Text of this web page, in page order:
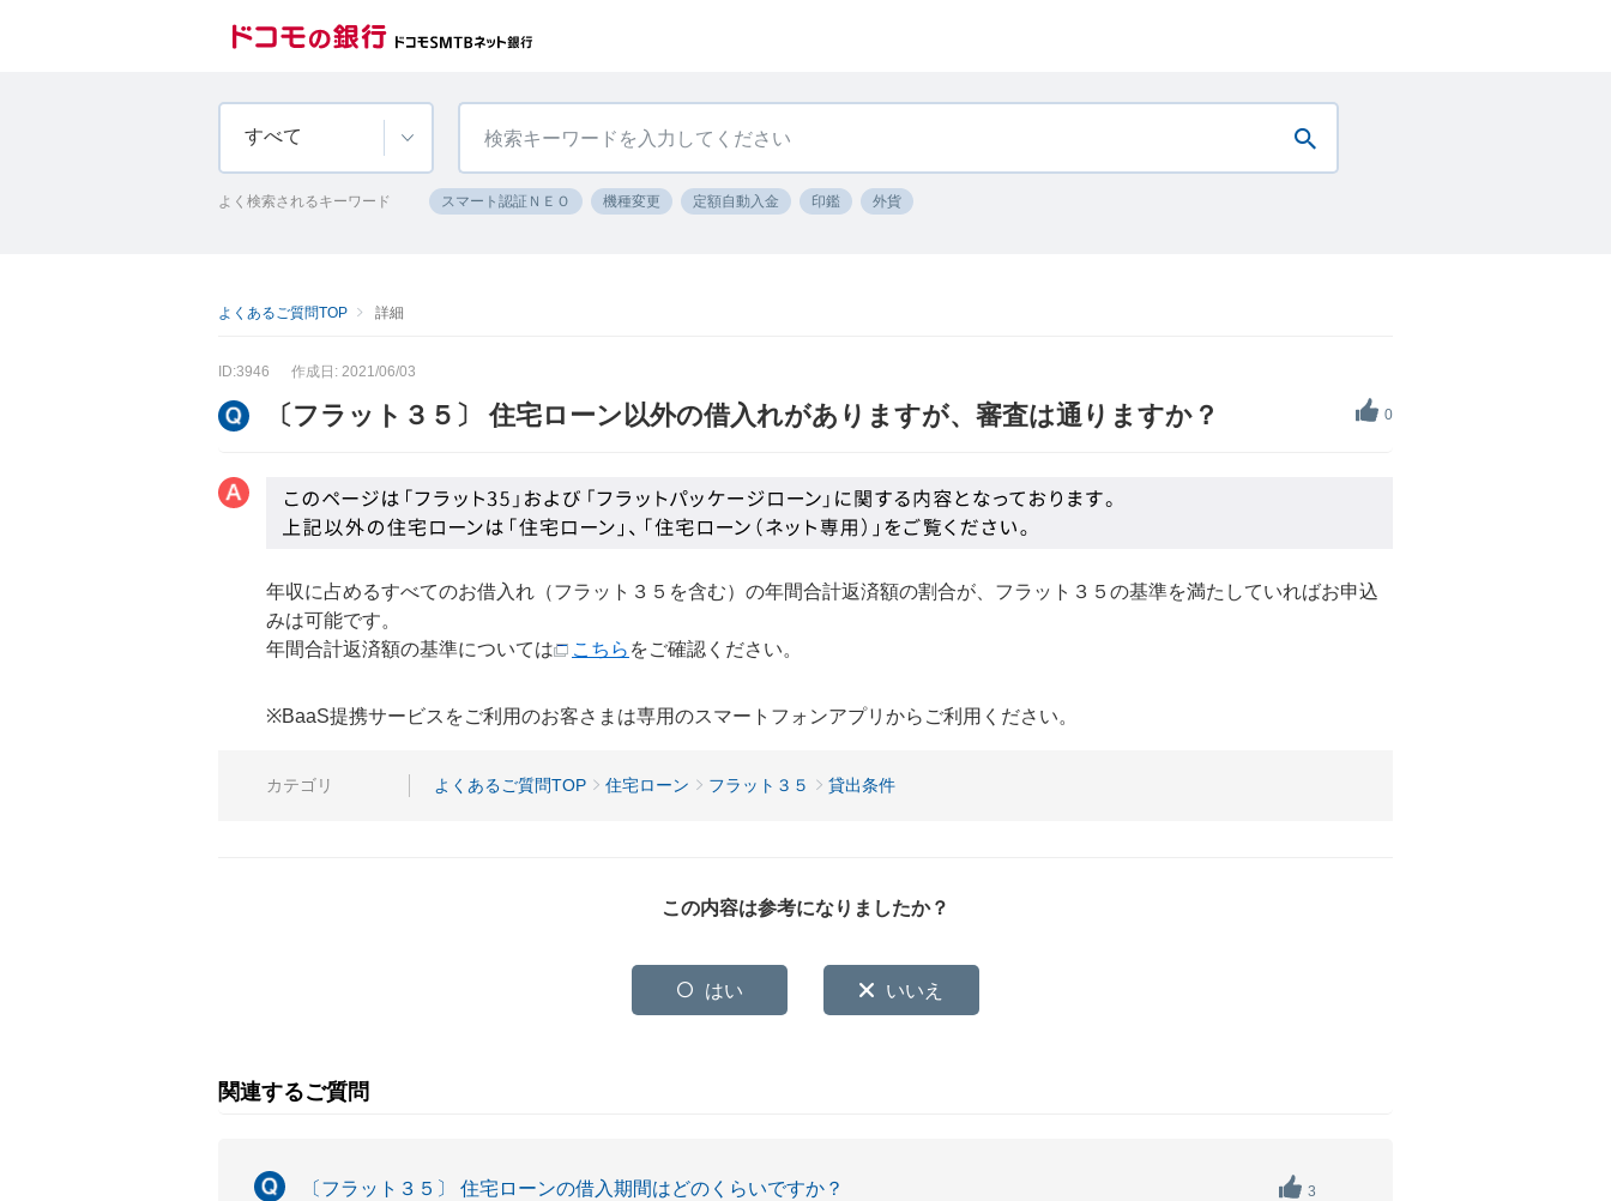
すべて
よく検索されるキーワード スマート認証ＮＥＯ 機種変更 定額自動入金 印鑑 外貨
よくあるご質問TOP 詳細
ID:3946 作成日: 2021/06/03
0
〔フラット３５〕 住宅ローン以外の借入れがありますが、審査は通りますか？
年収に占めるすべてのお借入れ（フラット３５を含む）の年間合計返済額の割合が、フラット３５の基準を満たしていればお申込
みは可能です。
年間合計返済額の基準については
こちら をご確認ください。
※BaaS提携サービスをご利用のお客さまは専用のスマートフォンアプリからご利用ください。
カテゴリ よくあるご質問TOP 住宅ローン フラット３５ 貸出条件
この内容は参考になりましたか？
はい いいえ
関連するご質問
〔フラット３５〕 住宅ローンの借入期間はどのくらいですか？ 3